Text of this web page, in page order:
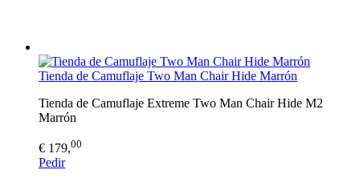
Tienda de Camuflaje Two Man Chair Hide Marrón
Tienda de Camuflaje Extreme Two Man Chair Hide M2
Marrón
€ 179,00
Pedir